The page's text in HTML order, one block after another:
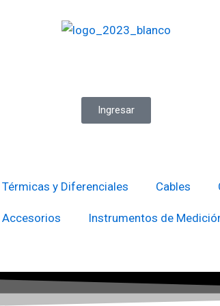
Ingresar
Térmicas y Diferenciales Cables
Instrumentos de